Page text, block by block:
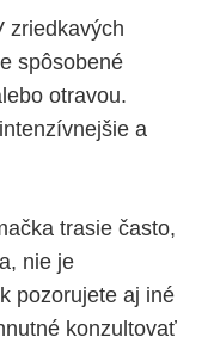
zriedkavých
spôsobené
otravou.
a
trasie často,
nie je
pozorujete aj iné
konzultovať